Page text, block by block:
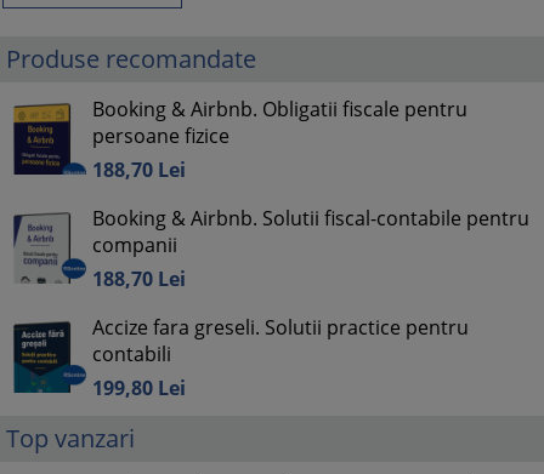
Produse recomandate
Booking & Airbnb. Obligatii fiscale pentru
persoane fizice
188,70 Lei
Booking & Airbnb. Solutii fiscal-contabile pentru
companii
188,70 Lei
Accize fara greseli. Solutii practice pentru
contabili
199,80 Lei
Top vanzari